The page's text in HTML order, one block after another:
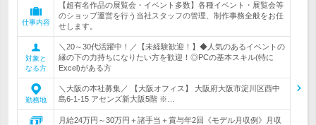
仕事内容
【超有名作品の展覧会・イベント多数】各種イベント・展覧会等
のショップ運営を行う当社スタッフの管理、制作事務全般をお任
せします。
対象と
なる方
＼20～30代活躍中！／【未経験歓迎！】◆人気のあるイベントの
縁の下の力持ちになりたい方を歓迎！◎PCの基本スキル(特に
Excel)がある方
勤務地
＼大阪の本社募集／ 【大阪オフィス】 大阪府大阪市淀川区西中
島6-1-15 アセンズ新大阪5階 ※…
月給24万円～30万円＋諸手当＋賞与年2回《モデル月収例》月収